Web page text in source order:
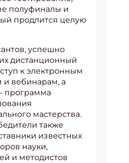
полуфиналы и
продлится целую
успешно
дистанционный
к электронным
и вебинарам, а
программа
мастерства.
также
известных
науки,
и методистов